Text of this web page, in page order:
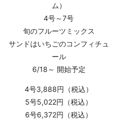
ム）
4号～7号
旬のフルーツミックス
サンドはいちごのコンフィチュ
ール
6/18～ 開始予定
4号3,888円（税込）
5号5,022円（税込）
6号6,372円（税込）